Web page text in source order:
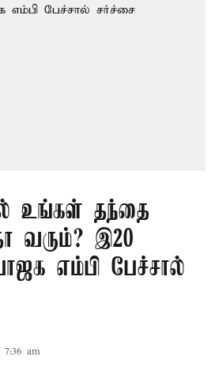
உங்கள் தந்தை
வரும்? இ20
எம்பி பேச்சால்
7:36 am